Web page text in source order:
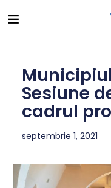
Sesiune
cadrul
septembrie 1, 2021